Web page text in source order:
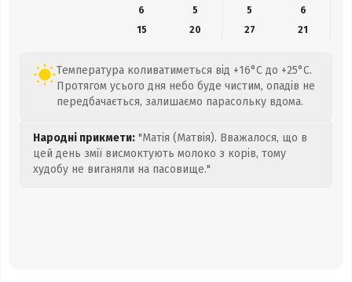
6
5 5
6
15
20 27 21
Температура коливатиметься від +16°C до +25°C.
Протягом усього дня небо буде чистим, опадів не
передбачається, залишаємо парасольку вдома.
Народні прикмети: "Матія (Матвія). Вважалося, що в
цей день змії висмоктують молоко з корів, тому
худобу не виганяли на пасовище."